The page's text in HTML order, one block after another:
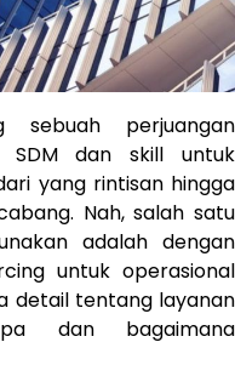
sebuah perjuangan
SDM dan skill untuk
yang rintisan hingga
Nah, salah satu
adalah dengan
untuk operasional
detail tentang layanan
dan bagaimana